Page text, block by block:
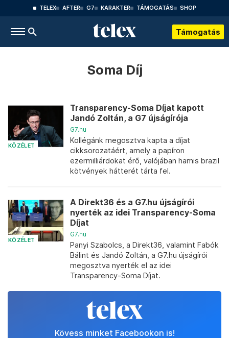
TELEX AFTER G7 KARAKTER TÁMOGATÁS SHOP
Támogatás
Soma Díj
KÖZÉLET
Transparency-Soma Díjat kapott
Jandó Zoltán, a G7 újságírója
G7.hu
Kollégánk megosztva kapta a díjat
cikksorozatáért, amely a papíron
ezermilliárdokat érő, valójában hamis brazil
kötvények hátterét tárta fel.
KÖZÉLET
A Direkt36 és a G7.hu újságírói
nyerték az idei Transparency-Soma
Díjat
G7.hu
Panyi Szabolcs, a Direkt36, valamint Fabók
Bálint és Jandó Zoltán, a G7.hu újságírói
megosztva nyerték el az idei
Transparency-Soma Díjat.
Kövess minket Facebookon is!